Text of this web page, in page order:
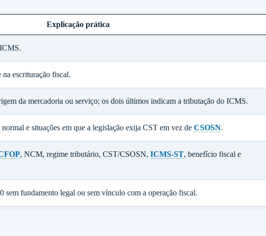
Explicação prática
na escrituração fiscal.
da mercadoria ou serviço; os dois últimos indicam a tributação do ICMS.
e situações em que a legislação exija CST em vez de CSOSN.
, NCM, regime tributário, CST/CSOSN, ICMS-ST, benefício fiscal e
sem fundamento legal ou sem vínculo com a operação fiscal.